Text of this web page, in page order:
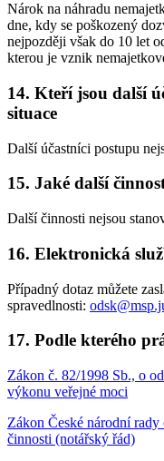
Nárok na náhradu
dne, kdy se poškozený
nejpozději však do 10 let
kterou je vznik
14. Kteří jsou další
situace
Další účastníci postupu
15. Jaké další
Další činnosti nejsou
16. Elektronická
Případný dotaz můžete
spravedlnosti:
17. Podle kterého
Zákon č. 82/1998 Sb., o
výkonu veřejné moci
Zákon České národní
činnosti (notářský řád)